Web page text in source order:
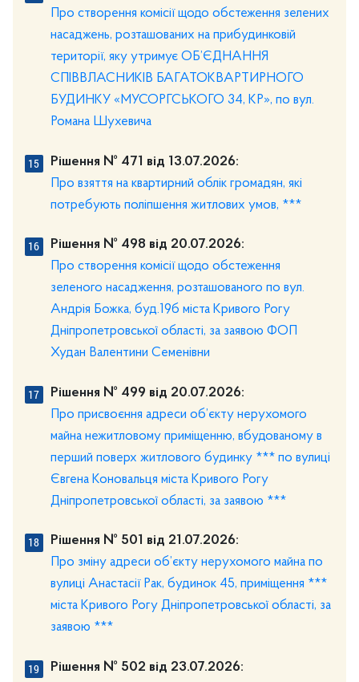
Про створення комісії щодо обстеження зелених
насаджень, розташованих на прибудинковій
території, яку утримує ОБ’ЄДНАННЯ
СПІВВЛАСНИКІВ БАГАТОКВАРТИРНОГО
БУДИНКУ «МУСОРГСЬКОГО 34, КР», по вул.
Романа Шухевича
Рішення № 471 від 13.07.2026:
Про взяття на квартирний облік громадян, які
потребують поліпшення житлових умов, ***
Рішення № 498 від 20.07.2026:
Про створення комісії щодо обстеження
зеленого насадження, розташованого по вул.
Андрія Божка, буд.19б міста Кривого Рогу
Дніпропетровської області, за заявою ФОП
Худан Валентини Семенівни
Рішення № 499 від 20.07.2026:
Про присвоєння адреси об’єкту нерухомого
майна нежитловому приміщенню, вбудованому в
перший поверх житлового будинку *** по вулиці
Євгена Коновальця міста Кривого Рогу
Дніпропетровської області, за заявою ***
Рішення № 501 від 21.07.2026:
Про зміну адреси об’єкту нерухомого майна по
вулиці Анастасії Рак, будинок 45, приміщення ***
міста Кривого Рогу Дніпропетровської області, за
заявою ***
Рішення № 502 від 23.07.2026: